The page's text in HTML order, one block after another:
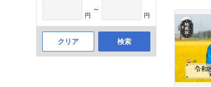
円
～
円
クリア 検索